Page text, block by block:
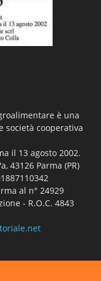
è una
società cooperativa
il 13 agosto 2002.
43126 Parma (PR)
al n° 24929
- R.O.C. 4843